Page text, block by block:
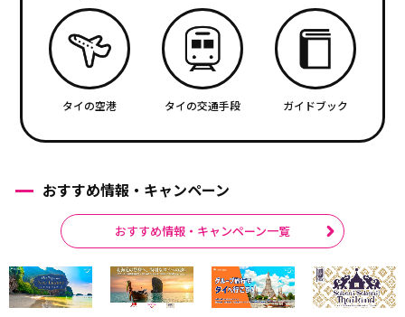
タイの空港 タイの交通手段 ガイドブック
おすすめ情報・キャンペーン
おすすめ情報・キャンペーン一覧